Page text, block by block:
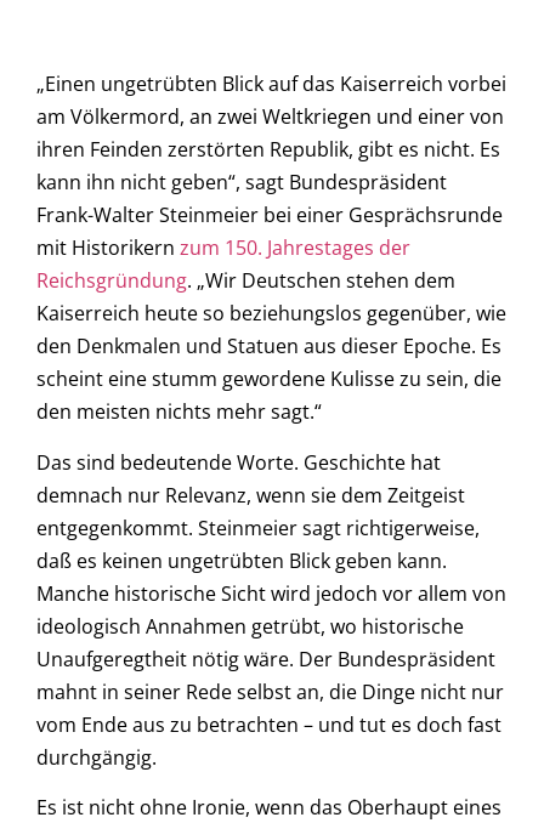
„Einen ungetrübten Blick auf das Kaiserreich vorbei
am Völkermord, an zwei Weltkriegen und einer von
ihren Feinden zerstörten Republik, gibt es nicht. Es
kann ihn nicht geben“, sagt Bundespräsident
Frank-Walter Steinmeier bei einer Gesprächsrunde
mit Historikern zum 150. Jahrestages der
Reichsgründung. „Wir Deutschen stehen dem
Kaiserreich heute so beziehungslos gegenüber, wie
den Denkmalen und Statuen aus dieser Epoche. Es
scheint eine stumm gewordene Kulisse zu sein, die
den meisten nichts mehr sagt.“
Das sind bedeutende Worte. Geschichte hat
demnach nur Relevanz, wenn sie dem Zeitgeist
entgegenkommt. Steinmeier sagt richtigerweise,
daß es keinen ungetrübten Blick geben kann.
Manche historische Sicht wird jedoch vor allem von
ideologisch Annahmen getrübt, wo historische
Unaufgeregtheit nötig wäre. Der Bundespräsident
mahnt in seiner Rede selbst an, die Dinge nicht nur
vom Ende aus zu betrachten – und tut es doch fast
durchgängig.
Es ist nicht ohne Ironie, wenn das Oberhaupt eines